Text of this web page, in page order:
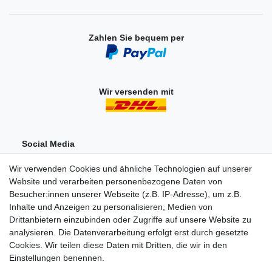
Zahlen Sie bequem per
Wir versenden mit
Social Media
Einkaufen
Zahlungsarten
Wir verwenden Cookies und ähnliche Technologien auf unserer
Website und verarbeiten personenbezogene Daten von
Besucher:innen unserer Webseite (z.B. IP-Adresse), um z.B.
Inhalte und Anzeigen zu personalisieren, Medien von
Drittanbietern einzubinden oder Zugriffe auf unsere Website zu
analysieren. Die Datenverarbeitung erfolgt erst durch gesetzte
Cookies. Wir teilen diese Daten mit Dritten, die wir in den
Einstellungen benennen.